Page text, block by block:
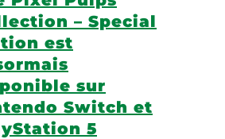
– Special
est
sur
Switch et
5